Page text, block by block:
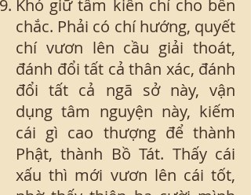
Khó giữ tâm kiên chí cho bền
chắc. Phải có chí hướng, quyết
chí vươn lên cầu giải thoát,
đánh đổi tất cả thân xác, đánh
đổi tất cả ngã sở này, vận
dụng tâm nguyện này, kiếm
cái gì cao thượng để thành
Phật, thành Bồ Tát. Thấy cái
xấu thì mới vươn lên cái tốt,